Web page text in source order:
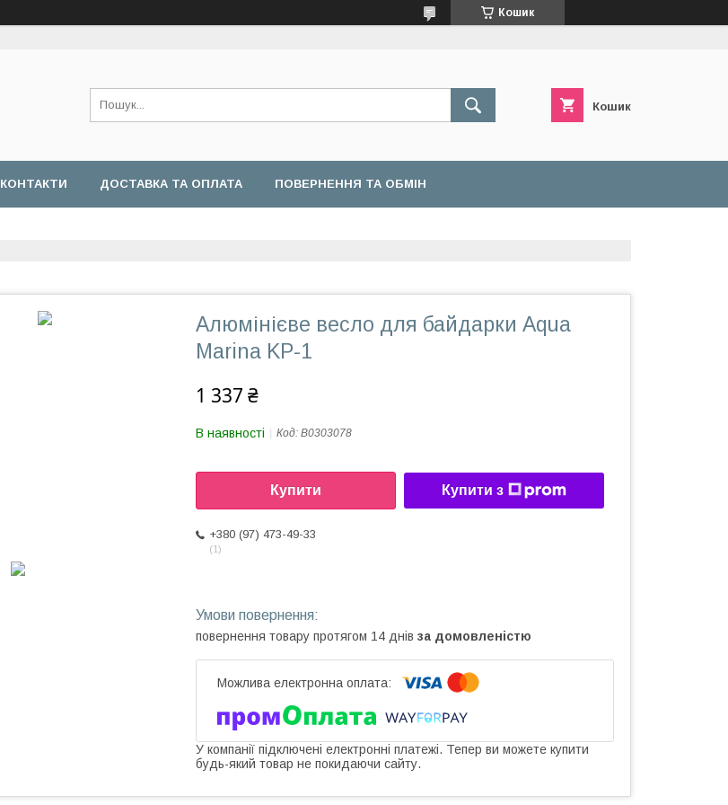
Кошик
Кошик
КОНТАКТИ ДОСТАВКА ТА ОПЛАТА ПОВЕРНЕННЯ ТА ОБМІН
Алюмінієве весло для байдарки Aqua
Marina KP-1
1 337 ₴
В наявності Код: B0303078
Купити Купити з
+380 (97) 473-49-33
1
повернення товару протягом 14 днів за домовленістю
У компанії підключені електронні платежі. Тепер ви можете купити
будь-який товар не покидаючи сайту.